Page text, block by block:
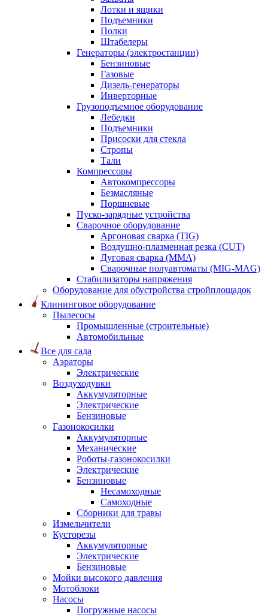
Лотки и ящики
Подъемники
Полки
Штабелеры
Генераторы (электростанции)
Бензиновые
Газовые
Дизель-генераторы
Инверторные
Грузоподъемное оборудование
Лебедки
Подъемники
Присоски для стекла
Стропы
Тали
Компрессоры
Автокомпрессоры
Безмасляные
Поршневые
Пуско-зарядные устройства
Сварочное оборудование
Аргоновая сварка (TIG)
Воздушно-плазменная резка (CUT)
Дуговая сварка (ММА)
Сварочные полуавтоматы (MIG-MAG)
Стабилизаторы напряжения
Оборудование для обустройства стройплощадок
Клининговое оборудование
Пылесосы
Промышленные (строительные)
Автомобильные
Все для сада
Аэраторы
Электрические
Воздуходувки
Аккумуляторные
Электрические
Бензиновые
Газонокосилки
Аккумуляторные
Механические
Роботы-газонокосилки
Электрические
Бензиновые
Несамоходные
Самоходные
Сборники для травы
Измельчители
Кусторезы
Аккумуляторные
Электрические
Бензиновые
Мойки высокого давления
Мотоблоки
Насосы
Погружные насосы